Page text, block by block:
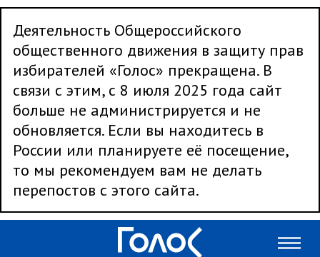
Деятельность Общероссийского
общественного движения в защиту прав
избирателей «Голос» прекращена. В
связи с этим, с 8 июля 2025 года сайт
больше не администрируется и не
обновляется. Если вы находитесь в
России или планируете её посещение,
то мы рекомендуем вам не делать
перепостов с этого сайта.